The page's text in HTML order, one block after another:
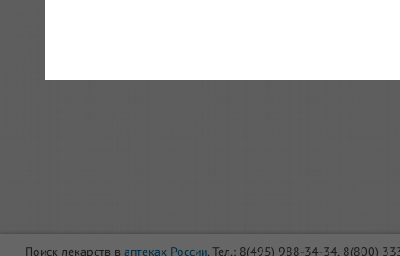
Поиск лекарств в аптеках России. Тел.: 8(495) 988-34-34, 8(800)